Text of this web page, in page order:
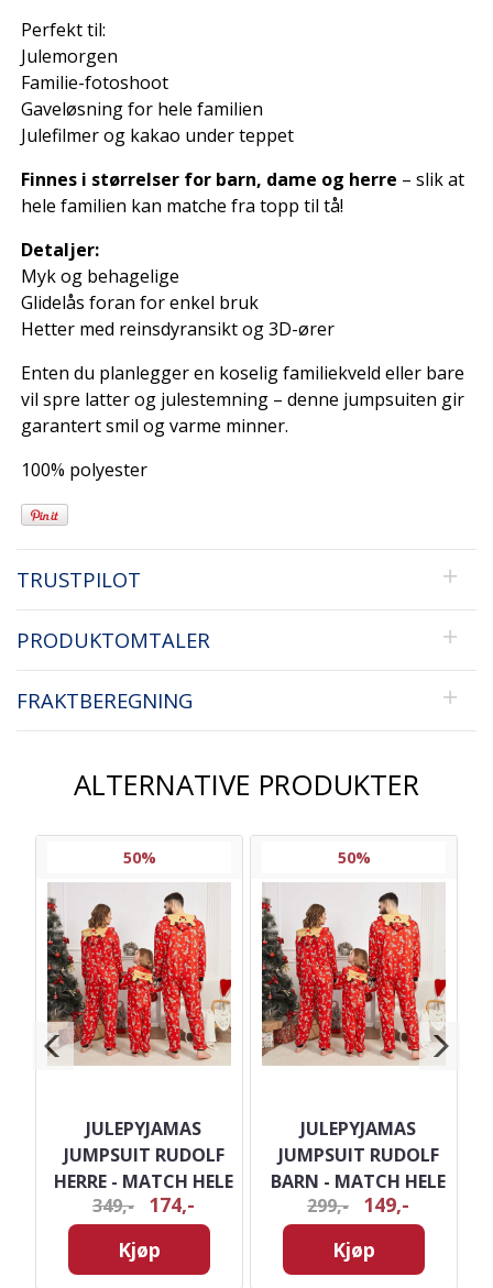
Perfekt til:
Julemorgen
Familie-fotoshoot
Gaveløsning for hele familien
Julefilmer og kakao under teppet
Finnes i størrelser for barn, dame og herre – slik at
hele familien kan matche fra topp til tå!
Detaljer:
Myk og behagelige
Glidelås foran for enkel bruk
Hetter med reinsdyransikt og 3D-ører
Enten du planlegger en koselig familiekveld eller bare
vil spre latter og julestemning – denne jumpsuiten gir
garantert smil og varme minner.
100% polyester
TRUSTPILOT
PRODUKTOMTALER
FRAKTBEREGNING
ALTERNATIVE PRODUKTER
50%
JULEPYJAMAS
JUMPSUIT RUDOLF
HERRE - MATCH HELE
FAMILIEN
349,-
174,-
Kjøp
50%
JULEPYJAMAS
JUMPSUIT RUDOLF
BARN - MATCH HELE
FAMILIEN
299,-
149,-
Kjøp